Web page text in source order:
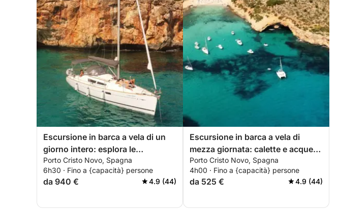
Escursione in barca a vela di un
giorno intero: esplora le
meraviglie costiere di Maiorca
Porto Cristo Novo, Spagna
6h30 · Fino a {capacità} persone
da 940 € 4.9 (44)
Escursione in barca a vela di
mezza giornata: calette e acque
turchesi da scoprire
Porto Cristo Novo, Spagna
4h00 · Fino a {capacità} persone
da 525 € 4.9 (44)